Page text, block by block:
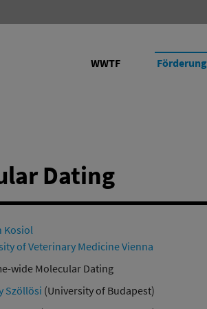
WWTF Förderung
Programme
Investigators
Life Sciences
Informations- und
Kommunikationstechnologien
Future Leaders fördern
Wirtschaft
Forschungsinfrastruktur
Dating
Kosiol
of Veterinary Medicine Vienna
wide Molecular Dating
Szöllösi (University of Budapest)